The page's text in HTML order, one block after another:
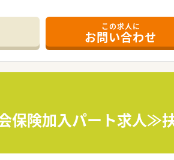
ら仕事する風土がございます。
の管理業務は無く、調剤業務に専念
この求人に
お問い合わせ
保険加入パート求人≫